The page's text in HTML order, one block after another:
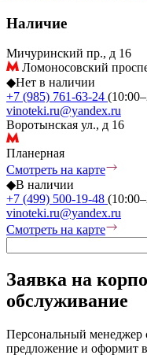
Наличие
Мичуринский пр., д 16
Ломоносовский
◆Нет в наличии
+7 (985) 761-63-24
vinoteki.ru@yandex.ru
Воротынская ул., д 16
Планерная
Смотреть на карте
◆В наличии
+7 (499) 500-19-48
vinoteki.ru@yandex.ru
Смотреть на карте
Заявка на
обслуживание
Персональный менеджер
предложение и оформит